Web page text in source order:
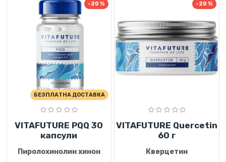
БЕЗПЛАТНА ДОСТАВКА
-20 %
VITAFUTURE PQQ 30
капсули
Пиролохинолин хинон
-20 %
VITAFUTURE Quercetin
60 г
Кверцетин